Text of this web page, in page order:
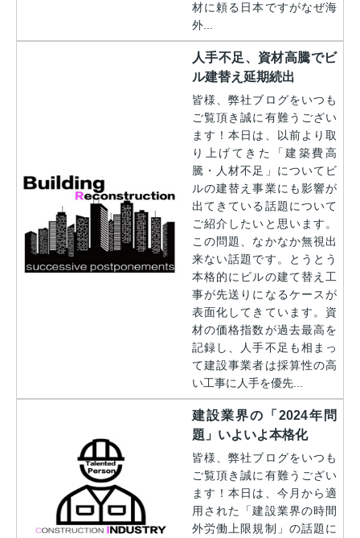
材に頼る日本ですがなぜ海
外...
人手不足、資材高騰でビ
ル建替え延期続出
皆様、弊社ブログをいつも
ご覧頂き誠に有難うござい
ます！本日は、以前より取
り上げてきた「建築費高
騰・人材不足」についてビ
ルの建替え事業にも影響が
出てきている話題について
ご紹介したいと思います。
この問題、なかなか無視出
来ない話題です。とうとう
本格的にビルの建て替え工
事が先送りになるケースが
表面化してきています。資
材の価格指数が過去最高を
記録し、人手不足も相まっ
て建設事業者は採算性の高
い工事に人手を優先...
建設業界の「2024年問
題」いよいよ本格化
皆様、弊社ブログをいつも
ご覧頂き誠に有難うござい
ます！本日は、今月から適
用された「建設業界の時間
外労働上限規制」の話題に